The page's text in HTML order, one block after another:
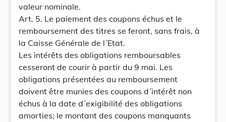
valeur nominale.
Art. 5. Le paiement des coupons échus et le
remboursement des titres se feront, sans frais, à
la Caisse Générale de l´Etat.
Les intérêts des obligations remboursables
cesseront de courir à partir du 9 mai. Les
obligations présentées au remboursement
doivent être munies des coupons d´intérêt non
échus à la date d´exigibilité des obligations
amorties; le montant des coupons manquants